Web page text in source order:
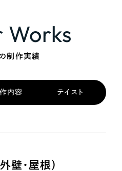
制作実績
内容 テイスト
壁・屋根）